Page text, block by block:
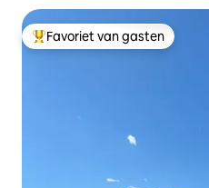
Topfavoriet van gasten
Favoriet van gasten